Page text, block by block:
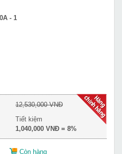
- 1
12,530,000 VNĐ
Tiết kiệm
1,040,000 VNĐ = 8%
Còn hàng